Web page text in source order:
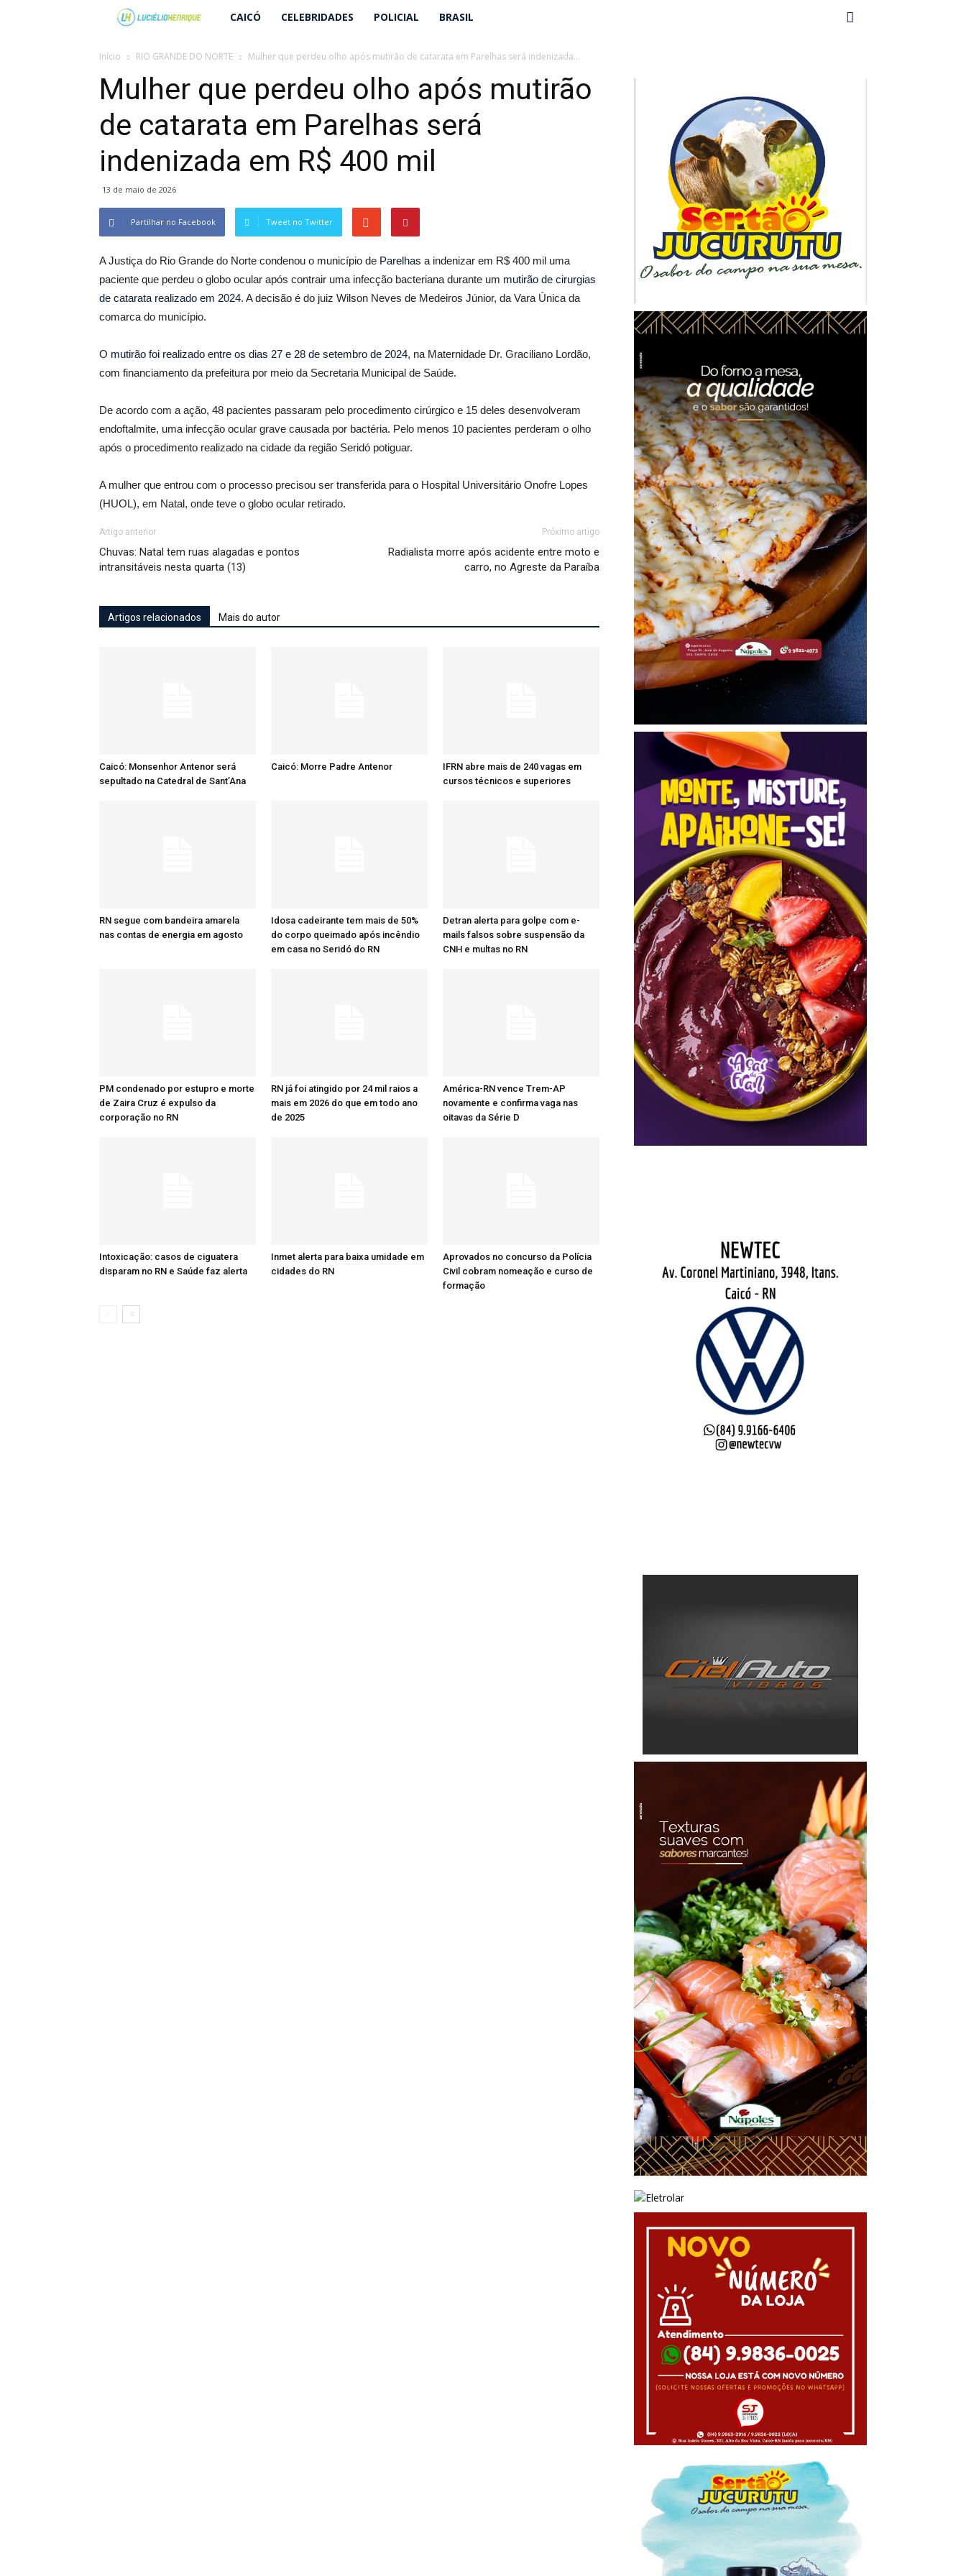
Lucielio
Henrique
CAICÓ CELEBRIDADES POLICIAL BRASIL
Início RIO GRANDE DO NORTE Mulher que perdeu olho após mutirão de catarata em Parelhas será indenizada...
Mulher que perdeu olho após mutirão
de catarata em Parelhas será
indenizada em R$ 400 mil
13 de maio de 2026
Partilhar no Facebook Tweet no Twitter
A Justiça do Rio Grande do Norte condenou o município de Parelhas a indenizar em R$ 400 mil uma
paciente que perdeu o globo ocular após contrair uma infecção bacteriana durante um mutirão de cirurgias
de catarata realizado em 2024. A decisão é do juiz Wilson Neves de Medeiros Júnior, da Vara Única da
comarca do município.
O mutirão foi realizado entre os dias 27 e 28 de setembro de 2024, na Maternidade Dr. Graciliano Lordão,
com financiamento da prefeitura por meio da Secretaria Municipal de Saúde.
De acordo com a ação, 48 pacientes passaram pelo procedimento cirúrgico e 15 deles desenvolveram
endoftalmite, uma infecção ocular grave causada por bactéria. Pelo menos 10 pacientes perderam o olho
após o procedimento realizado na cidade da região Seridó potiguar.
A mulher que entrou com o processo precisou ser transferida para o Hospital Universitário Onofre Lopes
(HUOL), em Natal, onde teve o globo ocular retirado.
Artigo anterior
Chuvas: Natal tem ruas alagadas e pontos
intransitáveis nesta quarta (13)
Próximo artigo
Radialista morre após acidente entre moto e
carro, no Agreste da Paraíba
Artigos relacionados Mais do autor
Caicó: Monsenhor Antenor será
sepultado na Catedral de Sant’Ana
Caicó: Morre Padre Antenor
IFRN abre mais de 240 vagas em
cursos técnicos e superiores
RN segue com bandeira amarela
nas contas de energia em agosto
Idosa cadeirante tem mais de 50%
do corpo queimado após incêndio
em casa no Seridó do RN
Detran alerta para golpe com e-
mails falsos sobre suspensão da
CNH e multas no RN
PM condenado por estupro e morte
de Zaira Cruz é expulso da
corporação no RN
RN já foi atingido por 24 mil raios a
mais em 2026 do que em todo ano
de 2025
América-RN vence Trem-AP
novamente e confirma vaga nas
oitavas da Série D
Intoxicação: casos de ciguatera
disparam no RN e Saúde faz alerta
Inmet alerta para baixa umidade em
cidades do RN
Aprovados no concurso da Polícia
Civil cobram nomeação e curso de
formação